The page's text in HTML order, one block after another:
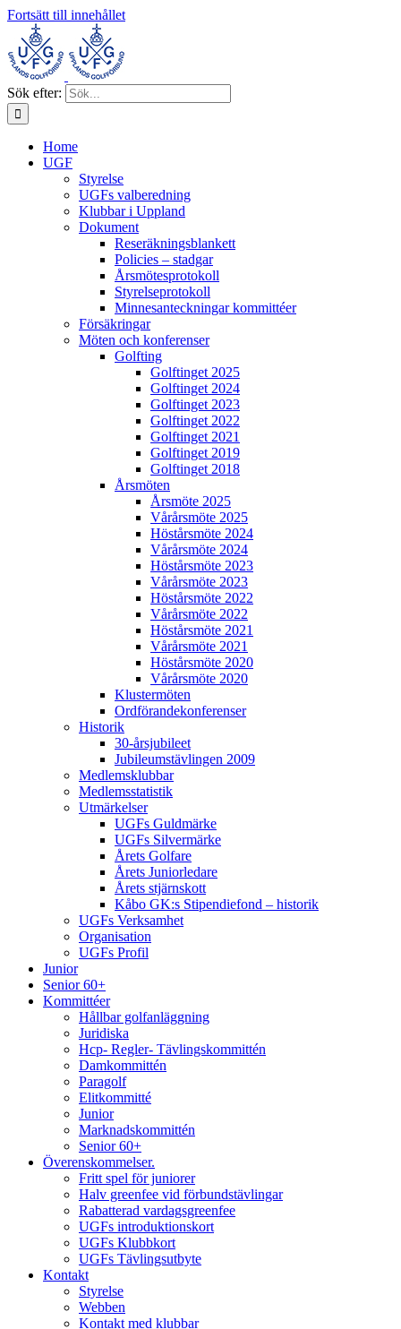
Fortsätt till innehållet
Sök efter:
Home
UGF
Styrelse
UGFs valberedning
Klubbar i Uppland
Dokument
Reseräkningsblankett
Policies – stadgar
Årsmötesprotokoll
Styrelseprotokoll
Minnesanteckningar kommittéer
Försäkringar
Möten och konferenser
Golfting
Golftinget 2025
Golftinget 2024
Golftinget 2023
Golftinget 2022
Golftinget 2021
Golftinget 2019
Golftinget 2018
Årsmöten
Årsmöte 2025
Vårårsmöte 2025
Höstårsmöte 2024
Vårårsmöte 2024
Höstårsmöte 2023
Vårårsmöte 2023
Höstårsmöte 2022
Vårårsmöte 2022
Höstårsmöte 2021
Vårårsmöte 2021
Höstårsmöte 2020
Vårårsmöte 2020
Klustermöten
Ordförandekonferenser
Historik
30-årsjubileet
Jubileumstävlingen 2009
Medlemsklubbar
Medlemsstatistik
Utmärkelser
UGFs Guldmärke
UGFs Silvermärke
Årets Golfare
Årets Juniorledare
Årets stjärnskott
Kåbo GK:s Stipendiefond – historik
UGFs Verksamhet
Organisation
UGFs Profil
Junior
Senior 60+
Kommittéer
Hållbar golfanläggning
Juridiska
Hcp- Regler- Tävlingskommittén
Damkommittén
Paragolf
Elitkommitté
Junior
Marknadskommittén
Senior 60+
Överenskommelser.
Fritt spel för juniorer
Halv greenfee vid förbundstävlingar
Rabatterad vardagsgreenfee
UGFs introduktionskort
UGFs Klubbkort
UGFs Tävlingsutbyte
Kontakt
Styrelse
Webben
Kontakt med klubbar